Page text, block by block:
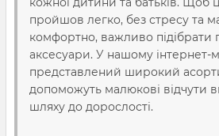
пройшов легко, без стресу та
комфортно, важливо підібрати
аксесуари. У нашому інтернет-
представлений широкий
допоможуть малюкові відчути
шляху до дорослості.